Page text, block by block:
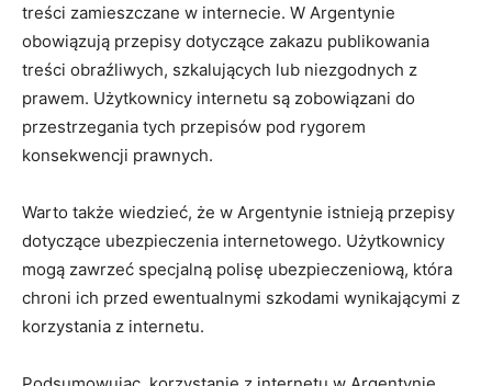
treści zamieszczane w internecie. W Argentynie
obowiązują przepisy dotyczące zakazu publikowania
treści obraźliwych, szkalujących lub niezgodnych z
prawem. Użytkownicy internetu są zobowiązani do
przestrzegania tych przepisów pod rygorem
konsekwencji prawnych.
Warto także wiedzieć, że w Argentynie istnieją przepisy
dotyczące ubezpieczenia internetowego. Użytkownicy
mogą zawrzeć specjalną polisę ubezpieczeniową, która
chroni ich przed ewentualnymi szkodami wynikającymi z
korzystania z internetu.